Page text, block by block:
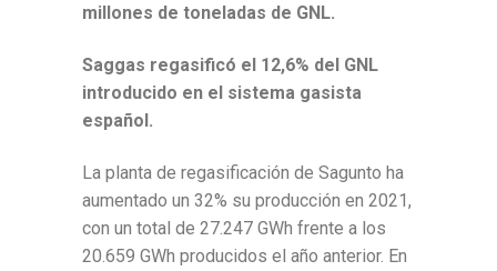
millones de toneladas de GNL.
Saggas regasificó el 12,6% del GNL
introducido en el sistema gasista
español.
La planta de regasificación de Sagunto ha
aumentado un 32% su producción en 2021,
con un total de 27.247 GWh frente a los
20.659 GWh producidos el año anterior. En